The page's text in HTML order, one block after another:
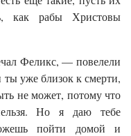
как рабы Христовы
Феликс, — повелели
уже близок к смерти,
не может, потому что
Но я даю тебе
пойти домой и